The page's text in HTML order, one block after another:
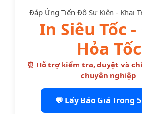
Đáp Ứng Tiến Độ Sự Kiện - Khai
In Siêu Tốc -
Hỏa Tốc
⏰ Hỗ trợ kiểm tra, duyệt và
chuyên nghiệp
💬 Lấy Báo Giá Trong